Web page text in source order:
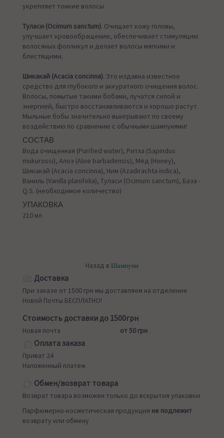
укрепляет тонкие волосы.
Туласи (Ocimum sanctum). Очищает кожу головы,
улучшает кровообращение, обеспечивает стимуляцию
волосяных фолликул и делает волосы мягкими и
блестящими.
Шикакай (Acacia concinna). Это издавна известное
средство для глубокого и аккуратного очищения волос.
Волосы, помытые такими бобами, лучатся силой и
энергией, быстро восстанавливаются и хорошо растут.
Мыльные бобы значительно выигрывают по своему
воздействию по сравнению с обычными шампунями!
СОСТАВ
Вода очищенная (Purified water), Ритха (Sapindus
mukurossi), Алоэ (Aloe barbadensis), Мёд (Honey),
Шикакай (Acacia concinna), Ним (Azadirachta indica),
Ваниль (Vanilla planifolia), Туласи (Ocimum sanctum), База -
Q.S. (необходимое количество)
УПАКОВКА
210 мл
Назад в Шампуни
Доставка
При заказе от 1500 грн мы доставляем на отделение
Новой Почты БЕСПЛАТНО!
Стоимость доставки до 1500грн
Новая почта от 50 грн
Оплата заказа
Приват 24
Наложенный платеж
Обмен/возврат товара
Возврат товара возможен только до вскрытия упаковки
Парфюмерно-косметическая продукция не подлежит
возврату или обмену